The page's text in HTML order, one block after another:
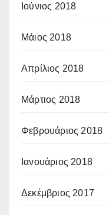
Ιούνιος 2018
Μάιος 2018
Απρίλιος 2018
Μάρτιος 2018
Φεβρουάριος 2018
Ιανουάριος 2018
Δεκέμβριος 2017